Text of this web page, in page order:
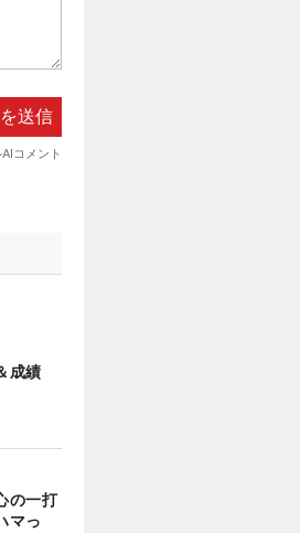
成績
の一打
マっ